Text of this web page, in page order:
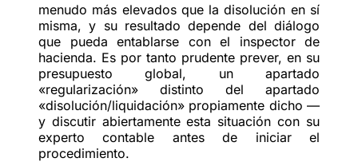
menudo más elevados que la disolución en sí
misma, y su resultado depende del diálogo
que pueda entablarse con el inspector de
hacienda. Es por tanto prudente prever, en su
presupuesto global, un apartado
«regularización» distinto del apartado
«disolución/liquidación» propiamente dicho —
y discutir abiertamente esta situación con su
experto contable antes de iniciar el
procedimiento.